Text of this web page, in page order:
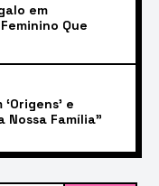
em
Que
e
Nossa Família”